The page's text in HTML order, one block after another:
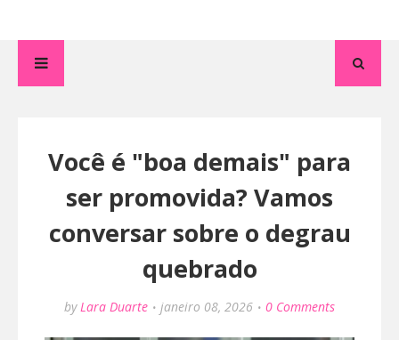
Você é "boa demais" para
ser promovida? Vamos
conversar sobre o degrau
quebrado
by Lara Duarte janeiro 08, 2026 0 Comments